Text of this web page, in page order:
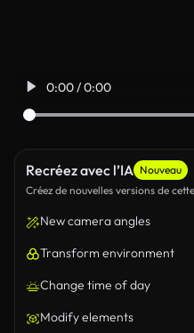
0:00 / 0:00
Recréez avec l’IA Nouveau
Créez de nouvelles versions de
New camera angles
Transform environment
Change time of day
Modify elements